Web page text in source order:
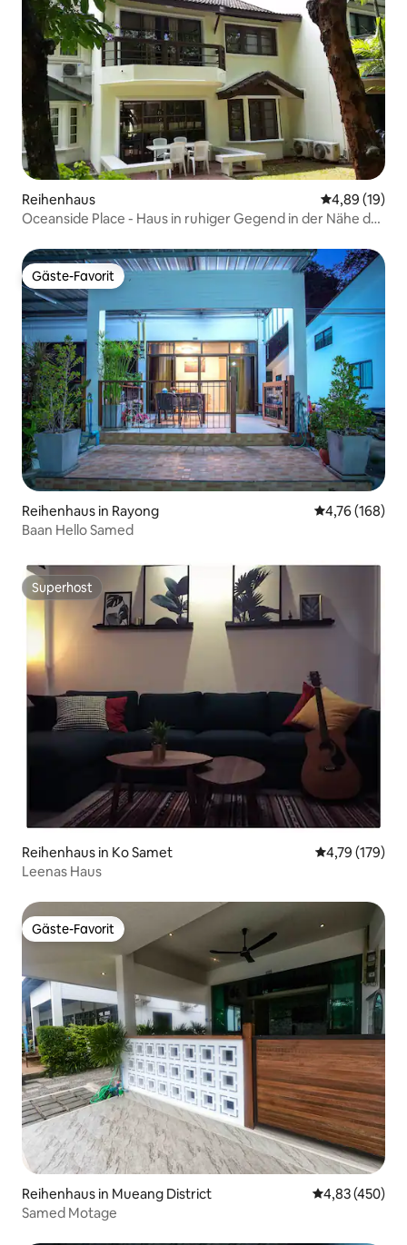
Reihenhaus
4,89 (19)
Oceanside Place - Haus in ruhiger Gegend in der Nähe des
Gäste-Favorit
Gäste-Favorit
Reihenhaus in Rayong
4,76 (168)
Baan Hello Samed
Superhost
Superhost
Reihenhaus in Ko Samet
4,79 (179)
Leenas Haus
Gäste-Favorit
Gäste-Favorit
Reihenhaus in Mueang District
4,83 (450)
Samed Motage